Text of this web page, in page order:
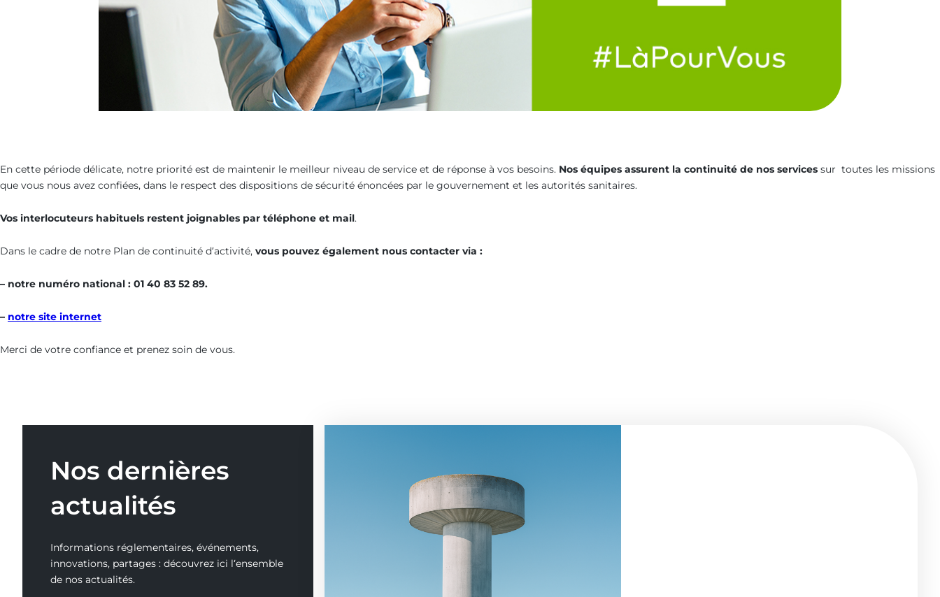
En cette période délicate, notre priorité est de maintenir le meilleur niveau de service et de réponse à vos besoins. Nos équipes assurent la continuité de nos services sur toutes les missions
que vous nous avez confiées, dans le respect des dispositions de sécurité énoncées par le gouvernement et les autorités sanitaires.
Vos interlocuteurs habituels restent joignables par téléphone et mail.
Dans le cadre de notre Plan de continuité d’activité, vous pouvez également nous contacter via :
– notre numéro national : 01 40 83 52 89.
– notre site internet
Merci de votre confiance et prenez soin de vous.
Nos dernières
actualités
Informations réglementaires, événements,
innovations, partages : découvrez ici l‘ensemble
de nos actualités.